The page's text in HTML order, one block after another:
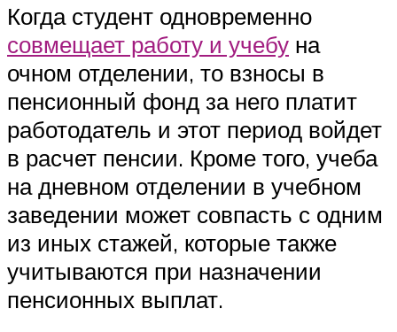
Когда студент одновременно
совмещает работу и учебу на
очном отделении, то взносы в
пенсионный фонд за него платит
работодатель и этот период войдет
в расчет пенсии. Кроме того, учеба
на дневном отделении в учебном
заведении может совпасть с одним
из иных стажей, которые также
учитываются при назначении
пенсионных выплат.